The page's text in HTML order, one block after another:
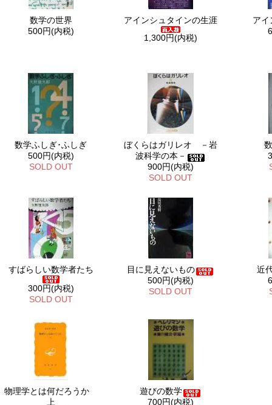
数学の世界
500円(内税)
アインシュタインの生涯
1,300円(内税)
アイ
数学ふしぎ･ふしぎ
500円(内税)
SOLD OUT
ぼくらはガリレオ －岩
波科学の本－
900円(内税)
SOLD OUT
すばらしい数学者たち
300円(内税)
SOLD OUT
目に見えないもの
500円(内税)
SOLD OUT
近
物理学とは何だろうか
上
遊びの数学
700円(内税)